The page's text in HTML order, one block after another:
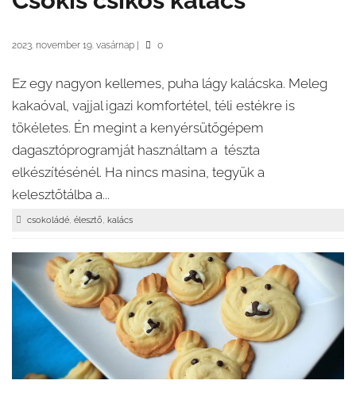
2023. november 19. vasárnap 0
Ez egy nagyon kellemes, puha lágy kalácska. Meleg
kakaóval, vajjal igazi komfortétel, téli estékre is
tökéletes. Én megint a kenyérsütőgépem
dagasztóprogramját használtam a tészta
elkészítésénél. Ha nincs masina, tegyük a
kelesztőtálba a...
csokoládé, élesztő, kalács